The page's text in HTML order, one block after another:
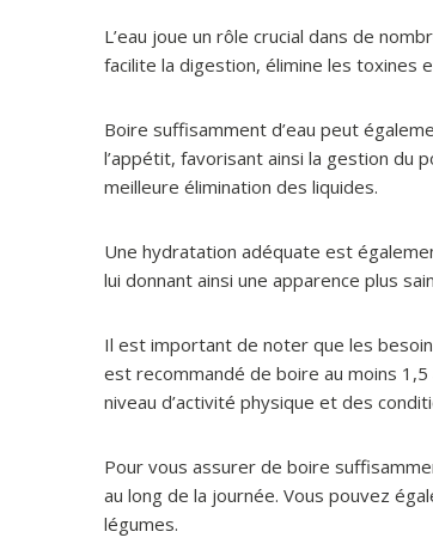
L’eau joue un rôle crucial dans de
facilite la digestion, élimine les toxines
Boire suffisamment d’eau peut
l’appétit, favorisant ainsi la gestion du
meilleure élimination des liquides.
Une hydratation adéquate est
lui donnant ainsi une apparence plus
Il est important de noter que les
est recommandé de boire au moins 1,5
niveau d’activité physique et des
Pour vous assurer de boire
au long de la journée. Vous pouvez
légumes.